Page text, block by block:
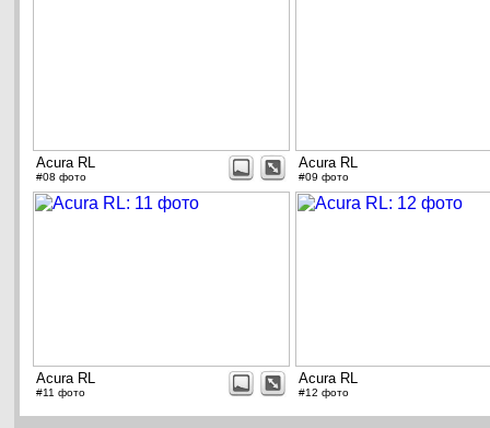
Acura RL
#08 фото
Acura RL
#09 фото
Acura RL
#11 фото
Acura RL
#12 фото